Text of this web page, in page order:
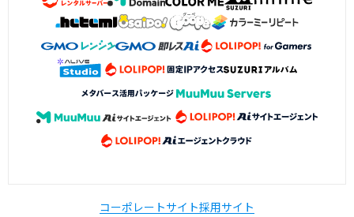
コーポレートサイト採用サイト